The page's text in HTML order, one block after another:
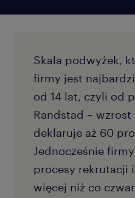
Skala podwyżek,
firmy jest
od 14 lat, czyli od
Randstad –
deklaruje aż 60
Jednocześnie
procesy rekrutacji
więcej niż co